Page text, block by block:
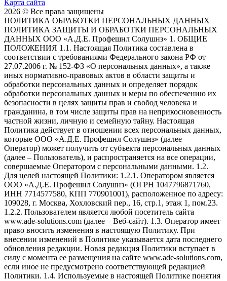
Карта сайта
2026 © Все права защищены
ПОЛИТИКА ОБРАБОТКИ ПЕРСОНАЛЬНЫХ ДАННЫХ
ПОЛИТИКА ЗАЩИТЫ И ОБРАБОТКИ ПЕРСОНАЛЬНЫХ
ДАННЫХ ООО «А.Д.Е. Профешнл Солушнз» 1. ОБЩИЕ
ПОЛОЖЕНИЯ 1.1. Настоящая Политика составлена в
соответствии с требованиями Федерального закона РФ от
27.07.2006 г. № 152-ФЗ «О персональных данных», а также
иных нормативно-правовых актов в области защиты и
обработки персональных данных и определяет порядок
обработки персональных данных и меры по обеспечению их
безопасности в целях защиты прав и свобод человека и
гражданина, в том числе защиты прав на неприкосновенность
частной жизни, личную и семейную тайну. Настоящая
Политика действует в отношении всех персональных данных,
которые ООО «А.Д.Е. Профешнл Солушнз» (далее –
Оператор) может получить от субъекта персональных данных
(далее – Пользователь), и распространяется на все операции,
совершаемые Оператором с персональными данными. 1.2.
Для целей настоящей Политики: 1.2.1. Оператором является
ООО «А.Д.Е. Профешнл Солушнз» (ОГРН 1047796871760,
ИНН 7714577580, КПП 770901001), расположенное по адресу:
109028, г. Москва, Хохловский пер., 16, стр.1, этаж 1, пом.23.
1.2.2. Пользователем является любой посетитель сайта
www.ade-solutions.com (далее – Веб-сайт). 1.3. Оператор имеет
право вносить изменения в настоящую Политику. При
внесении изменений в Политике указывается дата последнего
обновления редакции. Новая редакция Политики вступает в
силу с момента ее размещения на сайте www.ade-solutions.com,
если иное не предусмотрено соответствующей редакцией
Политики. 1.4. Используемые в настоящей Политике понятия